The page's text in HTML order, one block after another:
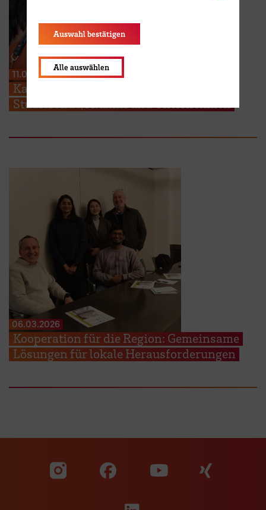
11.05.2026
Karriere-Event vernetzt internationale
Studierende, Alumni und Unternehmen
06.03.2026
Kooperation für die Region: Gemeinsame
Lösungen für lokale Herausforderungen
Zu unserer Facebook
Zu
Auswahl bestätigen
Alle auswählen